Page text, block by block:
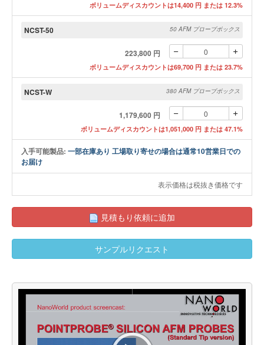
ボリュームディスカウントは14,400 円 または 12.3%
NCST-50 50 AFM プローブボックス
223,800 円
ボリュームディスカウントは69,700 円 または 23.7%
NCST-W 380 AFM プローブボックス
1,179,600 円
ボリュームディスカウントは1,051,000 円 または 47.1%
入手可能製品: 一部在庫あり 工場取り寄せの場合は通常10営業日での
お届け
表示価格は税抜き価格です
見積もり依頼に追加
サンプルリクエスト